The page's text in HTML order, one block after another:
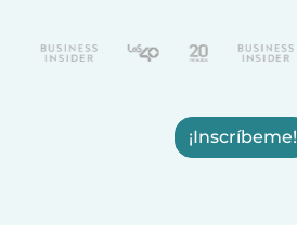
¡Inscríbeme!